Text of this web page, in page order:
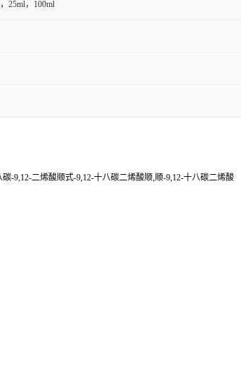
25ml，100ml
-9,12-二烯酸顺式-9,12-十八碳二烯酸顺,顺-9,12-十八碳二烯酸